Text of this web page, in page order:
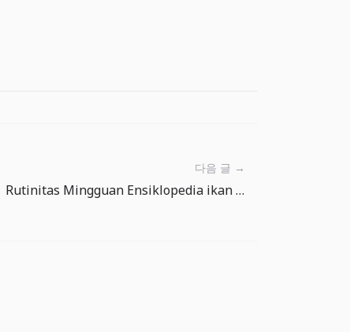
다음 글 →
Rutinitas Mingguan Ensiklopedia ikan di The Big One